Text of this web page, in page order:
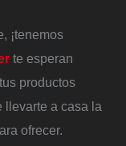
¡tenemos
te esperan
productos
llevarte a casa la
ofrecer.